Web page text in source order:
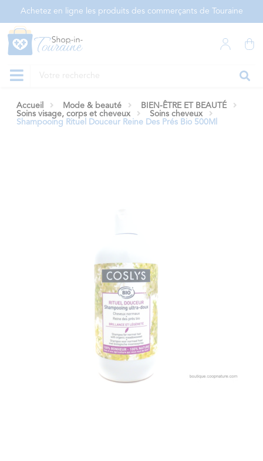
Achetez en ligne les produits des commerçants de Touraine
Accueil Mode & beauté
BIEN-ÊTRE ET BEAUTÉ
Soins visage, corps et cheveux
Soins cheveux
Shampooing Rituel Douceur Reine Des Prés Bio 500Ml
Panneau de gestion des cookies